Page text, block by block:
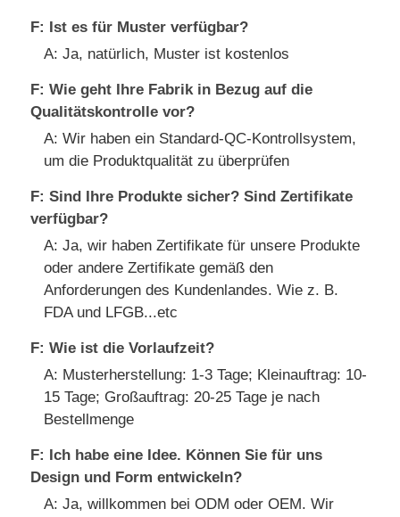
F: Ist es für Muster verfügbar?
A: Ja, natürlich, Muster ist kostenlos
F: Wie geht Ihre Fabrik in Bezug auf die
Qualitätskontrolle vor?
A: Wir haben ein Standard-QC-Kontrollsystem,
um die Produktqualität zu überprüfen
F: Sind Ihre Produkte sicher? Sind Zertifikate
verfügbar?
A: Ja, wir haben Zertifikate für unsere Produkte
oder andere Zertifikate gemäß den
Anforderungen des Kundenlandes. Wie z. B.
FDA und LFGB...etc
F: Wie ist die Vorlaufzeit?
A: Musterherstellung: 1-3 Tage; Kleinauftrag: 10-
15 Tage; Großauftrag: 20-25 Tage je nach
Bestellmenge
F: Ich habe eine Idee. Können Sie für uns
Design und Form entwickeln?
A: Ja, willkommen bei ODM oder OEM. Wir